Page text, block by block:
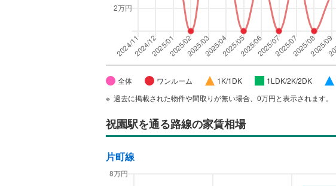
全体 ワンルーム 1K/1DK 1LDK/2K/2DK
過去に掲載された物件や間取りが無い場合、0万円と表示されます。
祝園駅を通る路線の家賃相場
片町線